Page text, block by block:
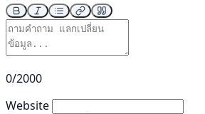
0/2000
Website